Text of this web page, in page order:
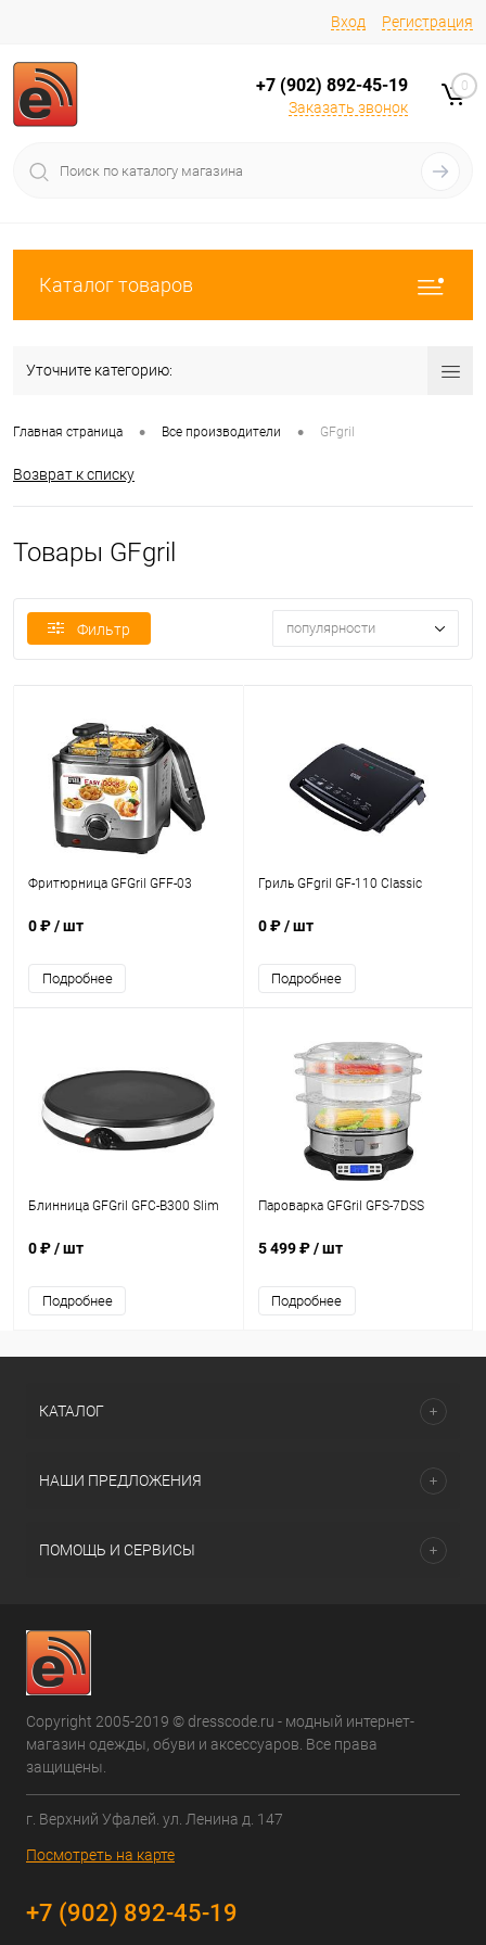
Вход Регистрация
+7 (902) 892-45-19
Заказать звонок
0
Каталог товаров
Уточните категорию:
Главная страница • Все производители • GFgril
Возврат к списку
Товары GFgril
Фильтр популярности
Фритюрница GFGril GFF-03
0 ₽/ шт
Подробнее
Гриль GFgril GF-110 Classic
0 ₽/ шт
Подробнее
Блинница GFGril GFC-B300 Slim
0 ₽/ шт
Подробнее
Пароварка GFGril GFS-7DSS
5 499 ₽/ шт
Подробнее
КАТАЛОГ
НАШИ ПРЕДЛОЖЕНИЯ
ПОМОЩЬ И СЕРВИСЫ
Copyright 2005-2019 © dresscode.ru - модный интернет-
магазин одежды, обуви и аксессуаров. Все права
защищены.
г. Верхний Уфалей. ул. Ленина д. 147
Посмотреть на карте
+7 (902) 892-45-19